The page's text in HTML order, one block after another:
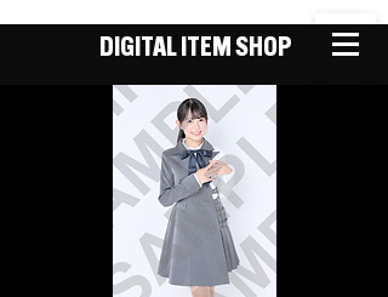
DIGITAL ITEM SHOP